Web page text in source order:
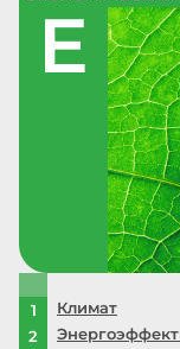
E
1 Климат
2